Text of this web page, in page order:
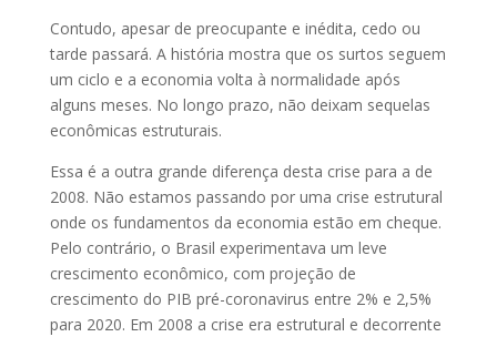
Contudo, apesar de preocupante e inédita, cedo ou
tarde passará. A história mostra que os surtos seguem
um ciclo e a economia volta à normalidade após
alguns meses. No longo prazo, não deixam sequelas
econômicas estruturais.
Essa é a outra grande diferença desta crise para a de
2008. Não estamos passando por uma crise estrutural
onde os fundamentos da economia estão em cheque.
Pelo contrário, o Brasil experimentava um leve
crescimento econômico, com projeção de
crescimento do PIB pré-coronavirus entre 2% e 2,5%
para 2020. Em 2008 a crise era estrutural e decorrente